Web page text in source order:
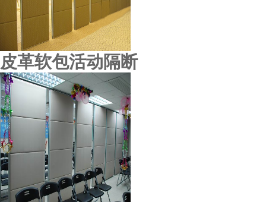
听云轩酒家
皮革软包活动隔断